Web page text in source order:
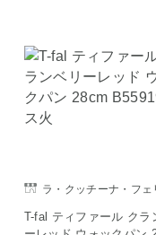
ラ・クッチーナ・フェ
T-fal ティファール クラ